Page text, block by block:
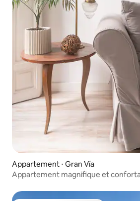
Appartement ⋅ Gran Vía
Appartement magnifique et